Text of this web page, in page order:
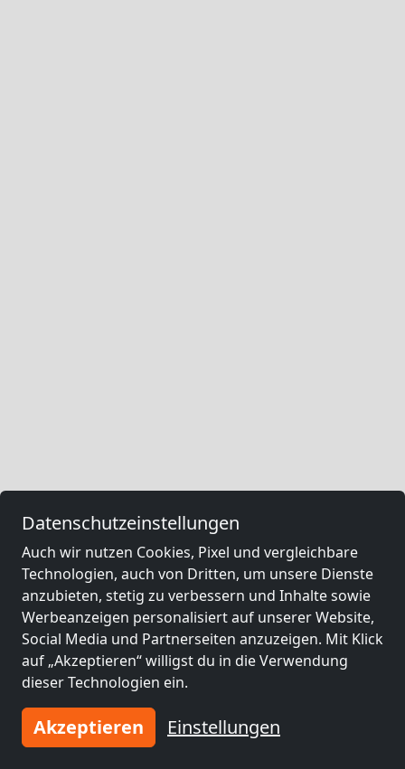
Datenschutzeinstellungen
Auch wir nutzen Cookies, Pixel und vergleichbare
Technologien, auch von Dritten, um unsere Dienste
anzubieten, stetig zu verbessern und Inhalte sowie
Werbeanzeigen personalisiert auf unserer Website,
Social Media und Partnerseiten anzuzeigen. Mit Klick
auf „Akzeptieren“ willigst du in die Verwendung
dieser Technologien ein.
Akzeptieren Einstellungen